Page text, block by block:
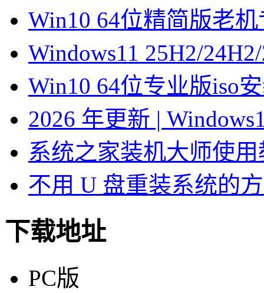
Win10 64位精简版老
Windows11 25H2/
Win10 64位专业版iso
2026 年更新 |
系统之家装机大师使
不用 U 盘重装系统的
下载地址
PC版